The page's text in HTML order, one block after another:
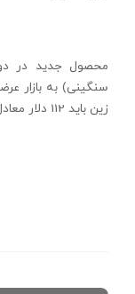
سنگینی) به بازار
زین باید 112 دلار معادل 77 پوند بپردازید.